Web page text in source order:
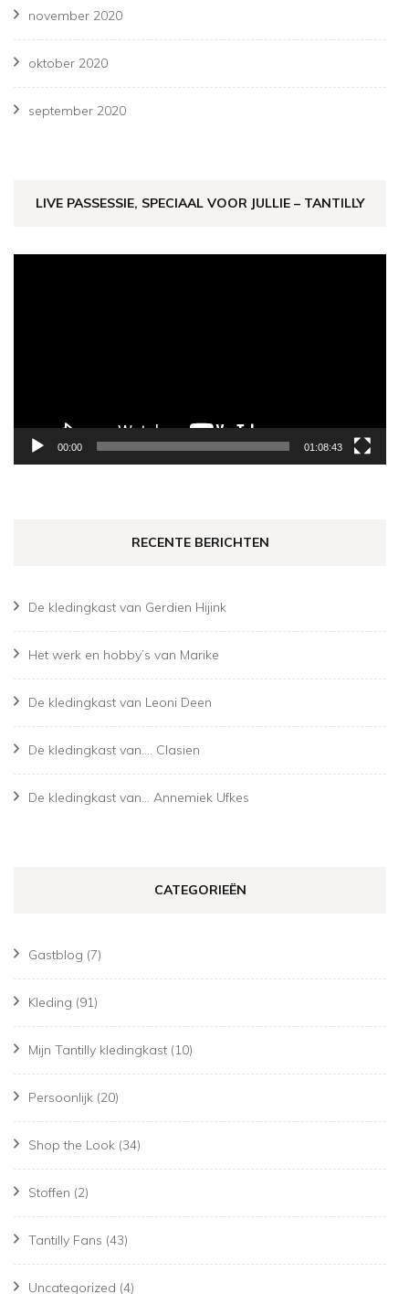
november 2020
oktober 2020
september 2020
LIVE PASSESSIE, SPECIAAL VOOR JULLIE – TANTILLY
00:00 01:08:43
RECENTE BERICHTEN
De kledingkast van Gerdien Hijink
Het werk en hobby’s van Marike
De kledingkast van Leoni Deen
De kledingkast van…. Clasien
De kledingkast van… Annemiek Ufkes
CATEGORIEËN
Gastblog (7)
Kleding (91)
Mijn Tantilly kledingkast (10)
Persoonlijk (20)
Shop the Look (34)
Stoffen (2)
Tantilly Fans (43)
Uncategorized (4)